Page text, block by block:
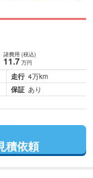
諸費用 (税込)
11.7 万円
走行 4万km
保証 あり
積依頼